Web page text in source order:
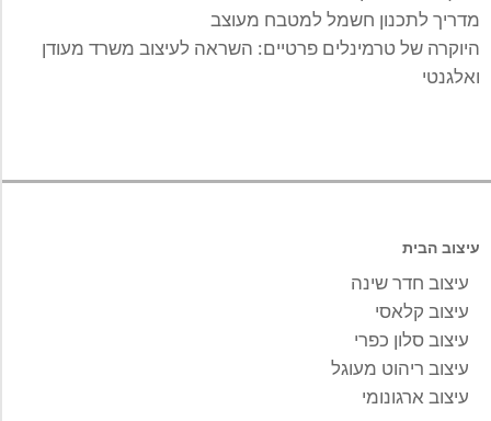
מדריך לתכנון חשמל למטבח מעוצב
היוקרה של טרמינלים פרטיים: השראה לעיצוב משרד מעודן
ואלגנטי
עיצוב הבית
עיצוב חדר שינה
עיצוב קלאסי
עיצוב סלון כפרי
עיצוב ריהוט מעוגל
עיצוב ארגונומי